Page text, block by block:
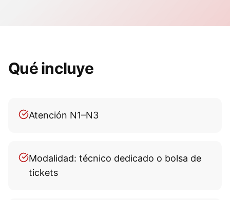
Qué incluye
Atención N1–N3
Modalidad: técnico dedicado o bolsa de
tickets